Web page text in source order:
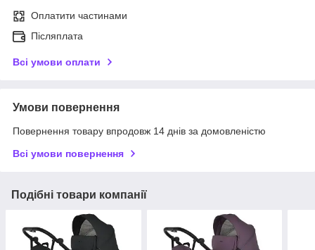
Оплатити частинами
Післяплата
Всі умови оплати
Умови повернення
Повернення товару впродовж 14 днів за домовленістю
Всі умови повернення
Подібні товари компанії